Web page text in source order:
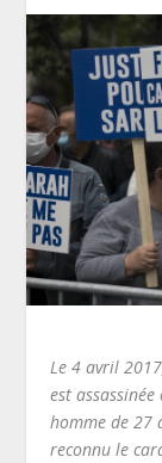
Le 4 avril
est
homme de 27
reconnu le